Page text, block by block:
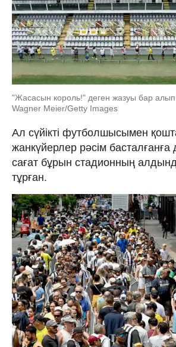
"Жасасын король!" деген жазуы бар
Wagner Meier/Getty Images
Ал сүйікті футболшысымен
жанкүйерлер рәсім басталғанға
сағат бұрын стадионның
тұрған.